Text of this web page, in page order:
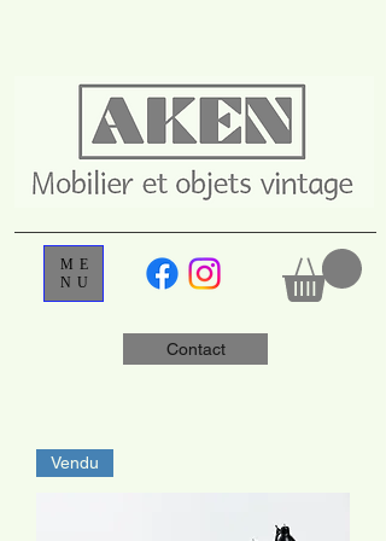
Contact
ME
NU
Vendu